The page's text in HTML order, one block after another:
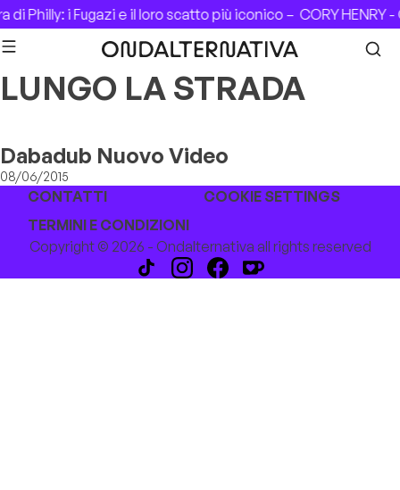
Skip to content
di Philly: i Fugazi e il loro scatto più iconico – CORY HENRY
LUNGO LA STRADA
Dabadub Nuovo Video
08/06/2015
CONTATTI
COOKIE SETTINGS
TERMINI E CONDIZIONI
Copyright © 2026 - Ondalternativa all rights reserved